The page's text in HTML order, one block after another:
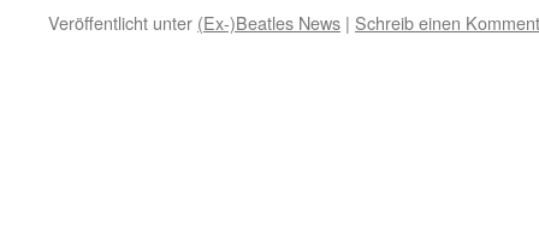
Veröffentlicht unter (Ex-)Beatles News | Schreib einen